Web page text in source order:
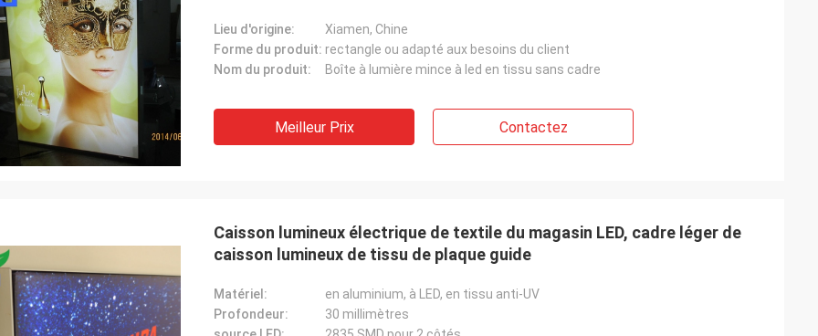
Lieu d'origine:
Xiamen, Chine
Forme du produit: rectangle ou adapté aux besoins du client
Nom du produit:
Boîte à lumière mince à led en tissu sans cadre
Meilleur Prix Contactez
Caisson lumineux électrique de textile du magasin LED, cadre léger de
caisson lumineux de tissu de plaque guide
Matériel:
en aluminium, à LED, en tissu anti-UV
Profondeur:
30 millimètres